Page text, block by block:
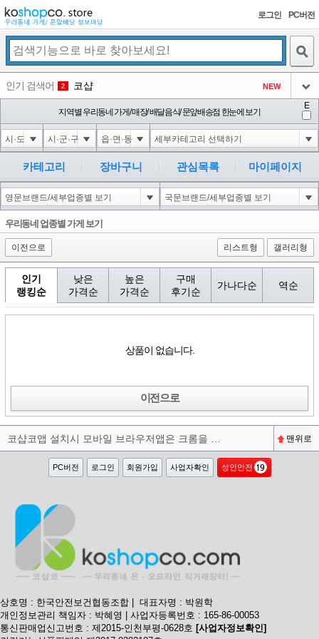
로그인 PC버전
인기 검색어 2 코샵 NEW
3 익스
아이콘
4 은계타운
아이콘
5 미끄럼방지
아이콘
NEW
6 대성설렁탕
아이콘
-16
1
지역별 우리동네 가게/ 매장/ 배달음식/ 문앞배송점 한눈에 보기
E
카테고리 장바구니 관심목록 마이페이지
우리동네 업종별 가게 보기
이전으로 리스트형 갤러리형
인기
랭킹순
낮은
가격순
높은
가격순
구매
후기순
가나다순 역순
상품이 없습니다.
이전으로
맨위로
PC버전 로그인 회원가입 사업자확인 성인안전
상호명 : 한국안전보건협동조합 | 대표자명 : 박원학
개인정보관리 책임자 : 박혜영 | 사업자등록번호 : 165-86-00053
통신판매업신고번호 : 제2015-인천부평-0628호 [사업자정보확인]